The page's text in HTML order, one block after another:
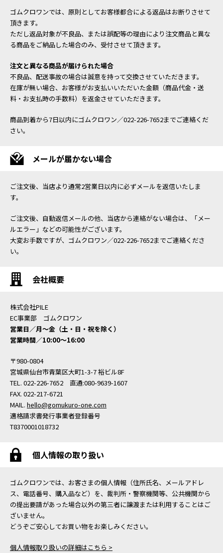
ゴムクロワンでは、原則としてお客様都合による返品はお断りさせて
頂きます。
ただし返品対象が不良品、または誤配等の理由により注文商品と異な
る商品をご納品した場合のみ、受付させて頂きます。
注文と異なる商品が届けられた場合
不良品、配送事故の場合は誠意を持って交換させていただきます。
在庫が無い場合、お客様がお支払いいただいた金額（商品代金・送
料・お支払時の手数料）を返金させていただきます。
商品到着から7日以内にゴムクロワン／022-226-7652までご連絡くだ
さい。
メールが届かない場合
ご注文後、当店より通常2営業日以内に必ずメールを返信いたしま
す。
ご注文後、自動返信メールの他、当店から連絡がない場合は、「メー
ルエラー」などの可能性がございます。
大変お手数ですが、ゴムクロワン／022-226-7652までご連絡くださ
い。
会社概要
株式会社PILE
EC事業部 ゴムクロワン
営業日／月〜金（土・日・祝を除く）
営業時間／10:00〜16:00
〒980-0804
宮城県仙台市青葉区大町1-3-7 裕ビル8F
TEL. 022-226-7652 直通:080-9639-1607
FAX. 022-217-6721
MAIL. hello@gomukuro-one.com
適格請求書発行事業者登録番号
T8370001018732
個人情報の取り扱い
ゴムクロワンでは、お客さまの個人情報（住所氏名、メールアドレ
ス、電話番号、購入品など）を、裁判所・警察機関等、公共機関から
の提出要請があった場合以外の第三者に譲渡または利用することはご
ざいません。
どうぞご安心してお買い物をお楽しみください。
個人情報取り扱いの詳細はこちら >